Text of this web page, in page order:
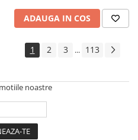
ADAUGA IN COS
1 2 3 ... 113
noastre